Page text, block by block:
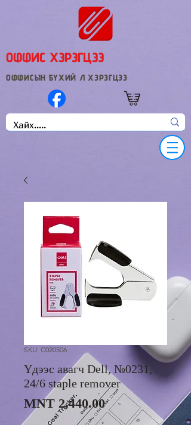
ОФФИС ХЭРЭГЦЭЭ
ОФФИСЫН БҮХИЙ Л ХЭРЭГЦЭЭ
SKU: C020506
Үдээс авагч Dell, №0231,
24/6 staple remover
MNT 2,440.00Price